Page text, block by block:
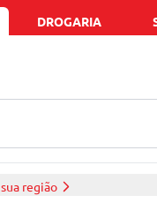
DROGARIA
região